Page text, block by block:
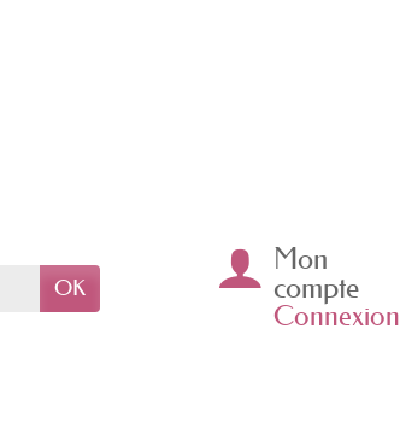
OK
Mon
compte
Connexion